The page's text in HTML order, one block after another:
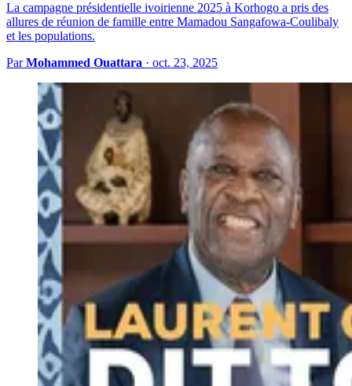
La campagne présidentielle ivoirienne 2025 à Korhogo a pris des
allures de réunion de famille entre Mamadou Sangafowa-Coulibaly
et les populations.
ParMohammed Ouattara · oct. 23, 2025